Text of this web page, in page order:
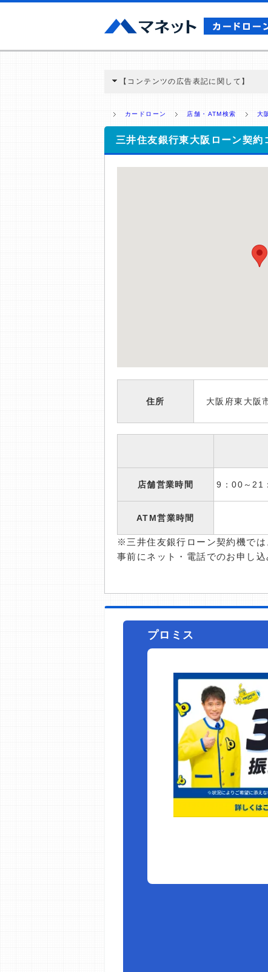
【コンテンツの広告表記に関して】
ミ収集などに基づき、公平性を担保した
>提携企業一覧
カードローン 店舗・ATM検索 大
三井住友銀行東大阪ローン契約
住所 大阪府東大阪
店舗営業時間 9：00～21
ATM営業時間
※三井住友銀行ローン契約機では
事前にネット・電話でのお申し
プロミス